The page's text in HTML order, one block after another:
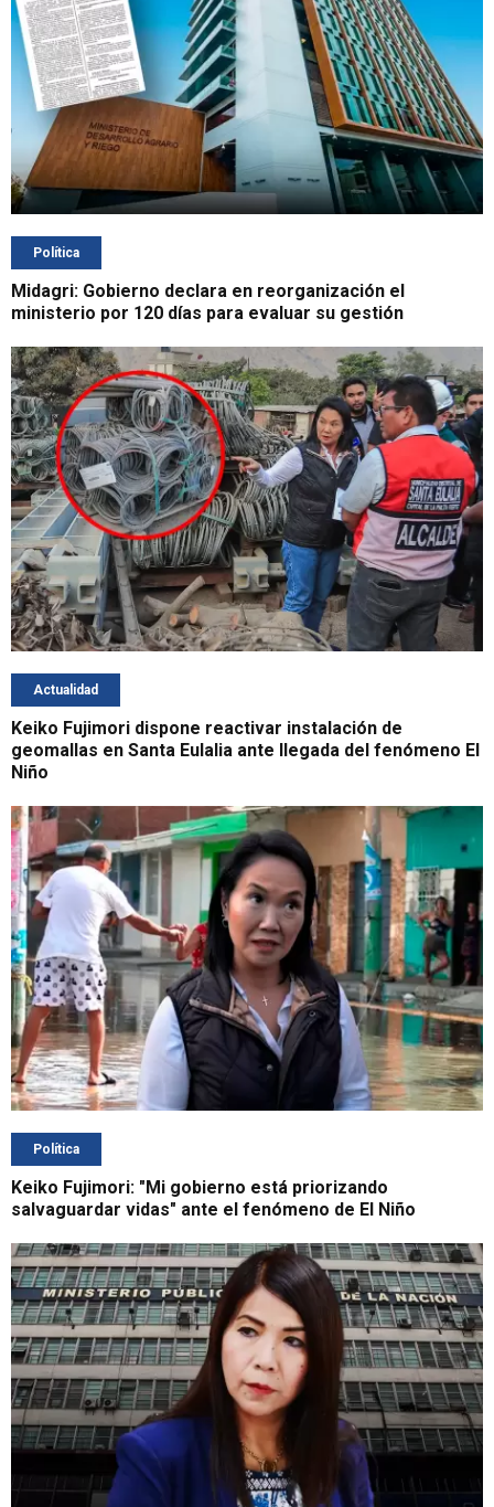
Política
Midagri: Gobierno declara en reorganización el
ministerio por 120 días para evaluar su gestión
Actualidad
Keiko Fujimori dispone reactivar instalación de
geomallas en Santa Eulalia ante llegada del fenómeno El
Niño
Política
Keiko Fujimori: "Mi gobierno está priorizando
salvaguardar vidas" ante el fenómeno de El Niño